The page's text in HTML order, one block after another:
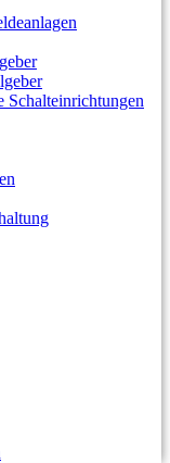
Schalteinrichtungen